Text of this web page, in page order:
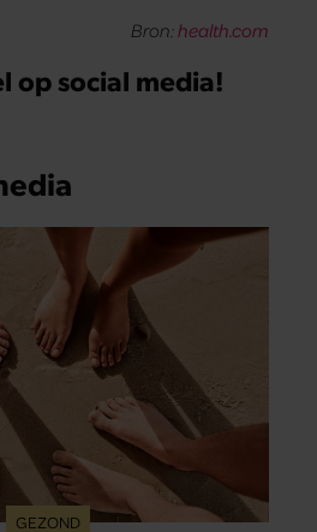
Bron:health.com
op social media!
GEZOND